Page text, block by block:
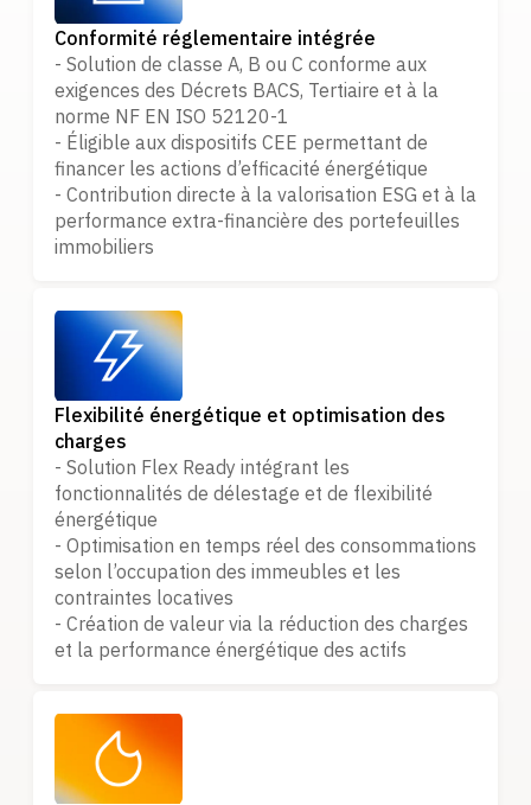
Conformité réglementaire intégrée
- Solution de classe A, B ou C conforme aux
exigences des Décrets BACS, Tertiaire et à la
norme NF EN ISO 52120-1
- Éligible aux dispositifs CEE permettant de
financer les actions d’efficacité énergétique
- Contribution directe à la valorisation ESG et à la
performance extra-financière des portefeuilles
immobiliers
Flexibilité énergétique et optimisation des
charges
- Solution Flex Ready intégrant les
fonctionnalités de délestage et de flexibilité
énergétique
- Optimisation en temps réel des consommations
selon l’occupation des immeubles et les
contraintes locatives
- Création de valeur via la réduction des charges
et la performance énergétique des actifs